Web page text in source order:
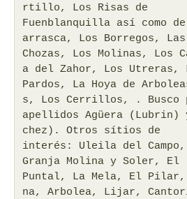
rtillo, Los Risas de
Fuenblanquilla así como
arrasca, Los Borregos, Las
Chozas, Los Molinas, Los
a del Zahor, Los Utreras,
Pardos, La Hoya de
s, Los Cerrillos, . Busco
apellidos Agüera (Lubrin)
chez). Otros sítios de
interés: Uleila del Campo,
Granja Molina y Soler, El
Puntal, La Mela, El Pilar,
na, Arbolea, Lijar,